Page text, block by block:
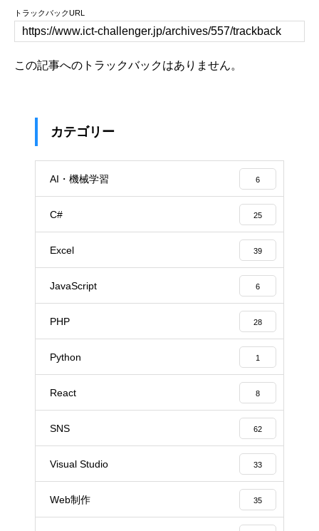
トラックバックURL
この記事へのトラックバックはありません。
カテゴリー
AI・機械学習 6
C# 25
Excel 39
JavaScript 6
PHP 28
Python 1
React 8
SNS 62
Visual Studio 33
Web制作 35